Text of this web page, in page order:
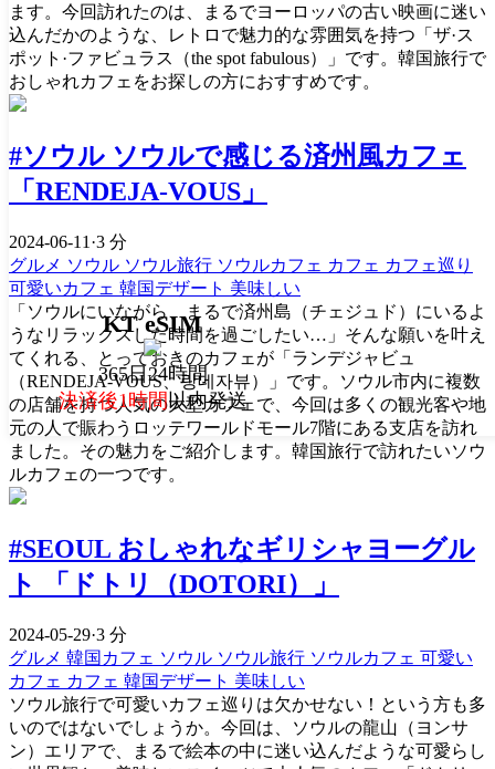
KT eSIM
365日24時間
決済後1時間以内発送
ます。今回訪れたのは、まるでヨーロッパの古い映画に迷い
込んだかのような、レトロで魅力的な雰囲気を持つ「ザ·ス
ポット·ファビュラス（the spot fabulous）」です。韓国旅行で
おしゃれカフェをお探しの方におすすめです。
#ソウル ソウルで感じる済州風カフェ
「RENDEJA-VOUS」
2024-06-11 ·3 分
グルメ ソウル ソウル旅行 ソウルカフェ カフェ カフェ巡り
可愛いカフェ 韓国デザート 美味しい
「ソウルにいながら、まるで済州島（チェジュド）にいるよ
うなリラックスした時間を過ごしたい…」そんな願いを叶え
てくれる、とっておきのカフェが「ランデジャビュ
（RENDEJA-VOUS、랑데자뷰）」です。ソウル市内に複数
の店舗を持つ人気の大型カフェで、今回は多くの観光客や地
元の人で賑わうロッテワールドモール7階にある支店を訪れ
ました。その魅力をご紹介します。韓国旅行で訪れたいソウ
ルカフェの一つです。
#SEOUL おしゃれなギリシャヨーグル
ト 「ドトリ（DOTORI）」
2024-05-29·3 分
グルメ 韓国カフェ ソウル ソウル旅行 ソウルカフェ 可愛い
カフェ カフェ 韓国デザート 美味しい
ソウル旅行で可愛いカフェ巡りは欠かせない！という方も多
いのではないでしょうか。今回は、ソウルの龍山（ヨンサ
ン）エリアで、まるで絵本の中に迷い込んだような可愛らし